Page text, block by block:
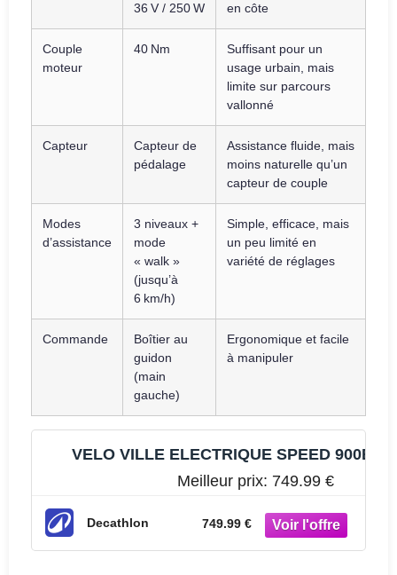
36 V / 250 W
en côte
Couple
moteur
40 Nm
Suffisant pour un
usage urbain, mais
limite sur parcours
vallonné
Capteur
Capteur de
pédalage
Assistance fluide, mais
moins naturelle qu’un
capteur de couple
Modes
d’assistance
3 niveaux +
mode
« walk »
(jusqu’à
6 km/h)
Simple, efficace, mais
un peu limité en
variété de réglages
Commande
Boîtier au
guidon
(main
gauche)
Ergonomique et facile
à manipuler
VELO VILLE ELECTRIQUE SPEED 900E
Meilleur prix: 749.99 €
Decathlon 749.99 €